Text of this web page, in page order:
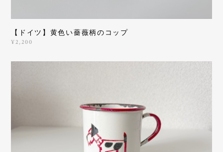
【ドイツ】黄色い薔薇柄のコップ
¥2,200